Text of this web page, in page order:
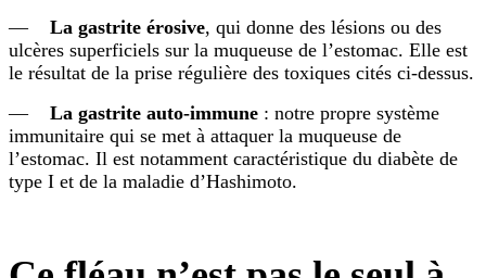
— La gastrite érosive, qui donne des lésions ou des
ulcères superficiels sur la muqueuse de l’estomac. Elle est
le résultat de la prise régulière des toxiques cités ci-dessus.
— La gastrite auto-immune : notre propre système
immunitaire qui se met à attaquer la muqueuse de
l’estomac. Il est notamment caractéristique du diabète de
type I et de la maladie d’Hashimoto.